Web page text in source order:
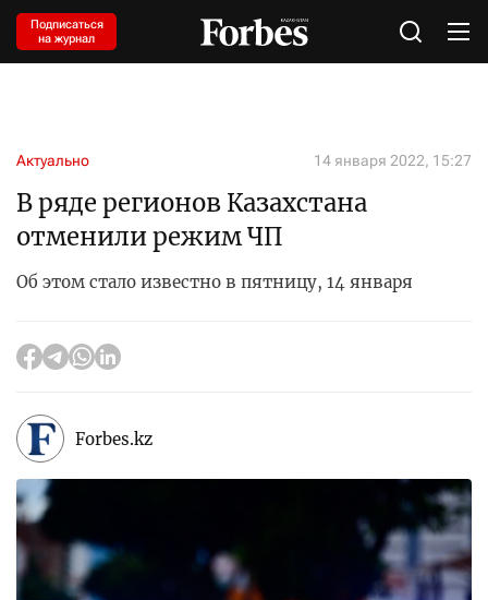
Подписаться
на журнал
Актуально 14 января 2022, 15:27
В ряде регионов Казахстана
отменили режим ЧП
Об этом стало известно в пятницу, 14 января
Forbes.kz